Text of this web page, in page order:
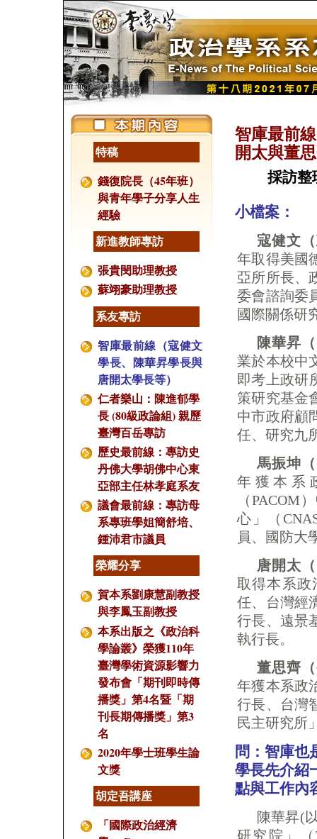
特稿
錢復院長（45年班）
與青年學子分享人生
經驗
新進教師專訪
張貴閔助理教授
蘇翊豪助理教授
系友專訪
智庫最前線（寇健文
學長、陳華昇學長與
唐開太學長等）
仁者樂山：陳進郁學
長 (80級政論組) 親歷
臺灣百岳專訪
歷史最前線：專訪史
丹佛大學胡佛中心東
亞部主任林孝庭系友
議會最前線：專訪母
系專班學姐簡舒培、
鍾沛君市議員
榮耀分享
賀本系劉康慧副教授
與李鳳玉副教授
本系出版之《政治科
學論叢》榮獲110年
臺灣學術資源影響力
發布會「期刊即時傳
播獎」第4名暨「期
刊長期傳播獎」第3
名
2020年學士班學生論
文獎
胡定吾講座
「國際政治經濟
智庫最前
開太與董
採訪整
小檔案：
寇健文
年取得美國
亞所所長、
委會諮詢委
國際關係研
陳華昇
業於本校中
即考上政研
策研究基金
中市政府顧
任、研究九
馬振坤
年獲本系
（PACOM
心」（
員、國防大
唐開太
取得本系政
任、台灣經
行長、遠景
執行長。
董思齊
年獲本系政
行長、台灣
民主研究所
問：智庫也
學長先介紹
點與工作內
陳華昇(
研究院」（